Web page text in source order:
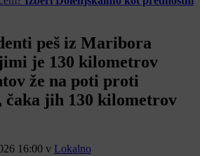
peš iz Maribora
je 130 kilometrov
že na poti proti
čaka jih 130 kilometrov
16:00 v Lokalno